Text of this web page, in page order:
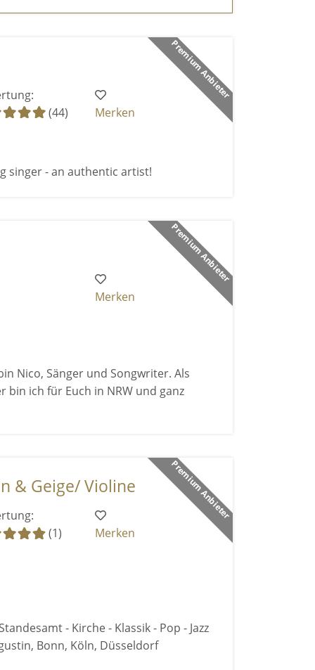
Premium Anbieter
(44)
Merken
singer - an authentic artist!
Premium Anbieter
Merken
Nico, Sänger und Songwriter. Als
bin ich für Euch in NRW und ganz
Premium Anbieter
& Geige/ Violine
(1)
Merken
- Kirche - Klassik - Pop - Jazz
Bonn, Köln, Düsseldorf